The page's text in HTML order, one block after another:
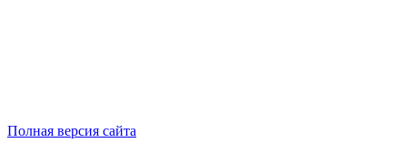
Полная версия сайта